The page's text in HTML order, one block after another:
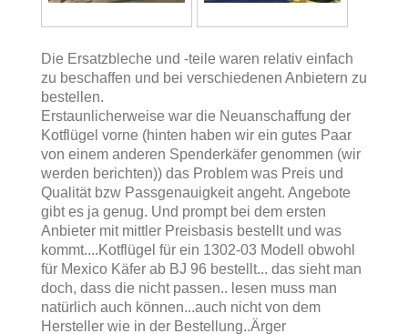
Die Ersatzbleche und -teile waren relativ einfach
zu beschaffen und bei verschiedenen Anbietern zu
bestellen.
Erstaunlicherweise war die Neuanschaffung der
Kotflügel vorne (hinten haben wir ein gutes Paar
von einem anderen Spenderkäfer genommen (wir
werden berichten)) das Problem was Preis und
Qualität bzw Passgenauigkeit angeht. Angebote
gibt es ja genug. Und prompt bei dem ersten
Anbieter mit mittler Preisbasis bestellt und was
kommt....Kotflügel für ein 1302-03 Modell obwohl
für Mexico Käfer ab BJ 96 bestellt... das sieht man
doch, dass die nicht passen.. lesen muss man
natürlich auch können...auch nicht von dem
Hersteller wie in der Bestellung..Ärger